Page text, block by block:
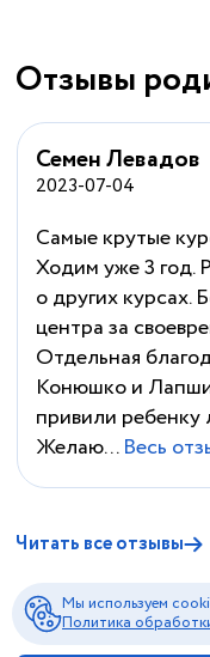
Отзывы
Семен Левадов
2023-07-04
Самые крутые
Ходим уже 3 год.
о других курсах.
центра за
Отдельная
Конюшко и
привили ребенку
Желаю... Весь
Читать все отзывы
Мы используем
Политика